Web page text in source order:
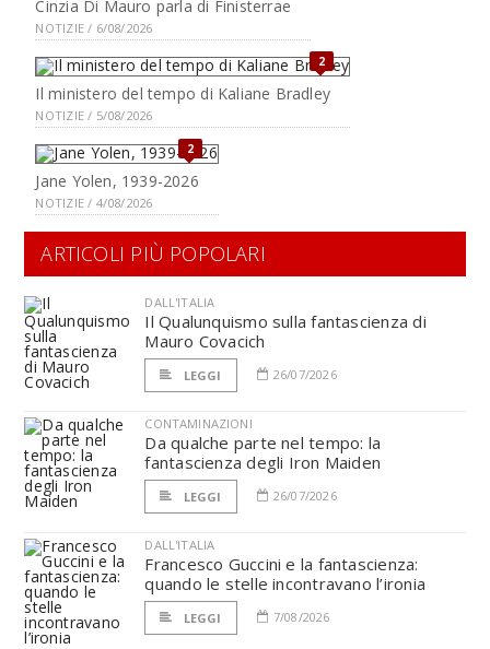
Cinzia Di Mauro parla di Finisterrae
NOTIZIE / 6/08/2026
2
Il ministero del tempo di Kaliane Bradley
NOTIZIE / 5/08/2026
2
Jane Yolen, 1939-2026
NOTIZIE / 4/08/2026
ARTICOLI PIÙ POPOLARI
DALL'ITALIA
Il Qualunquismo sulla fantascienza di
Mauro Covacich
LEGGI 26/07/2026
CONTAMINAZIONI
Da qualche parte nel tempo: la
fantascienza degli Iron Maiden
LEGGI 26/07/2026
DALL'ITALIA
Francesco Guccini e la fantascienza:
quando le stelle incontravano l’ironia
LEGGI 7/08/2026